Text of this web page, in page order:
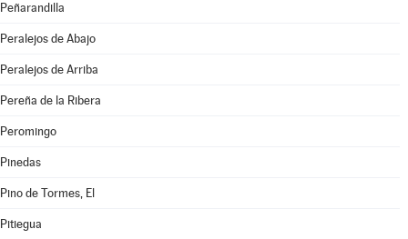
Peñarandilla
Peralejos de Abajo
Peralejos de Arriba
Pereña de la Ribera
Peromingo
Pinedas
Pino de Tormes, El
Pitiegua